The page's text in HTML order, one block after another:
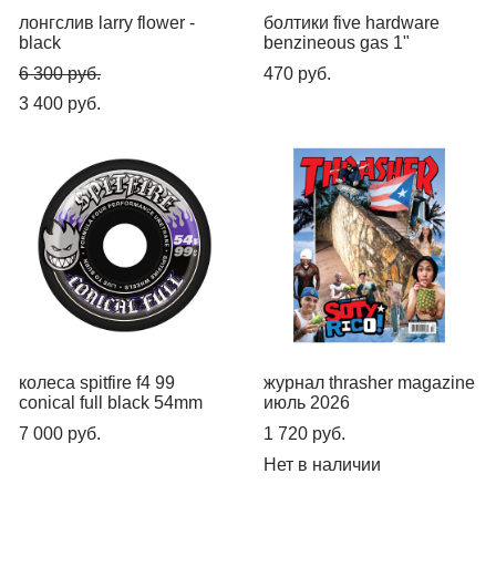
лонгслив larry flower -
black
6 300 pуб.
3 400 pуб.
болтики five hardware
benzineous gas 1"
470 pуб.
колеса spitfire f4 99
conical full black 54mm
7 000 pуб.
журнал thrasher magazine
июль 2026
1 720 pуб.
Нет в наличии